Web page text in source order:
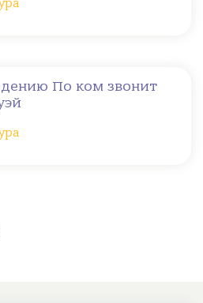
По ком звонит